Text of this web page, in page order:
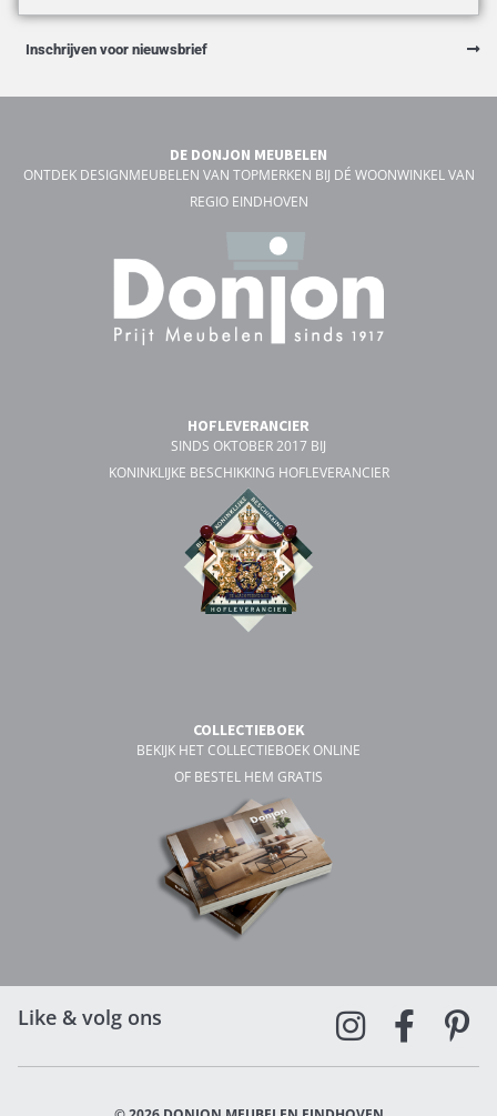
Inschrijven voor nieuwsbrief
DE DONJON MEUBELEN
ONTDEK DESIGNMEUBELEN VAN TOPMERKEN BIJ DÉ WOONWINKEL VAN
REGIO EINDHOVEN
HOFLEVERANCIER
SINDS OKTOBER 2017 BIJ
KONINKLIJKE BESCHIKKING HOFLEVERANCIER
COLLECTIEBOEK
BEKIJK HET COLLECTIEBOEK ONLINE
OF BESTEL HEM GRATIS
Like & volg ons